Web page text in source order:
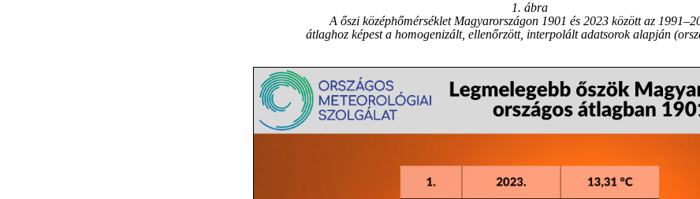
1. ábra
A őszi középhőmérséklet Magyarországon 1901 és 2023 között az
átlaghoz képest a homogenizált, ellenőrzött, interpolált adatsorok alapján